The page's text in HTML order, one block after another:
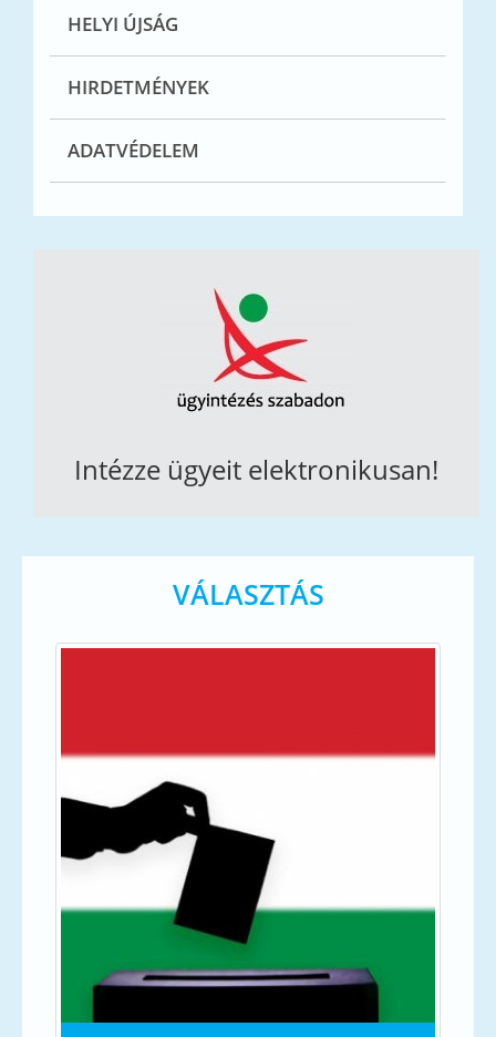
HELYI ÚJSÁG
HIRDETMÉNYEK
ADATVÉDELEM
Intézze ügyeit elektronikusan!
VÁLASZTÁS